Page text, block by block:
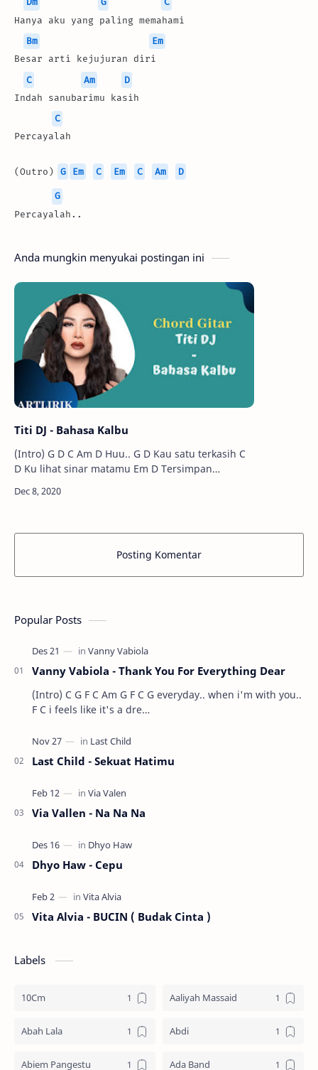
Hanya aku yang paling memahami
Bm
Em
Besar arti kejujuran diri
C
Am
D
Indah sanubarimu kasih
C
Percayalah
(Outro) G Em C Em C Am D
G
Percayalah..
Anda mungkin menyukai postingan ini
Titi DJ - Bahasa Kalbu
(Intro) G D C Am D Huu.. G D Kau satu terkasih C
D Ku lihat sinar matamu Em D Tersimpan
Posting Komentar
Popular Posts
Vanny Vabiola - Thank You For Everything Dear
(Intro) C G F C Am G F C G everyday.. when i'm with you..
F C i feels like it's a dre…
Last Child - Sekuat Hatimu
Via Vallen - Na Na Na
Dhyo Haw - Cepu
Vita Alvia - BUCIN ( Budak Cinta )
Labels
10Cm Aaliyah Massaid
Abah Lala Abdi
Abiem Pangestu Ada Band